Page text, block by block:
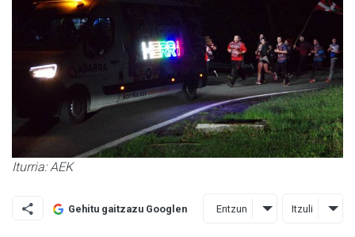
Iturria: AEK
Gehitu gaitzazu Googlen Entzun Itzuli